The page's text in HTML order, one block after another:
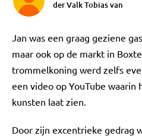
der Valk Tobias van
Jan was een graag geziene
maar ook op de markt in
trommelkoning werd zelfs
een video op YouTube waarin
kunsten laat zien.
Door zijn excentrieke gedrag